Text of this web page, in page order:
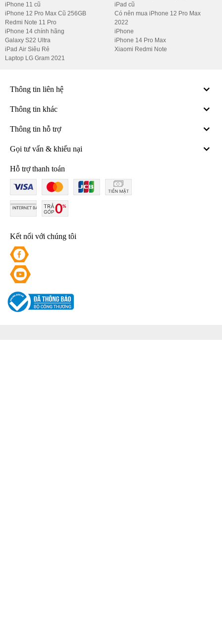
iPhone 11 cũ
iPhone 12 Pro Max Cũ 256GB
Redmi Note 11 Pro
iPhone 14 chính hãng
Galaxy S22 Ultra
iPad Air Siêu Rẻ
Laptop LG Gram 2021
iPad cũ
Có nên mua iPhone 12 Pro Max
2022
iPhone
iPhone 14 Pro Max
Xiaomi Redmi Note
Thông tin liên hệ
Thông tin khác
Thông tin hỗ trợ
Gọi tư vấn & khiếu nại
Hỗ trợ thanh toán
Kết nối với chúng tôi